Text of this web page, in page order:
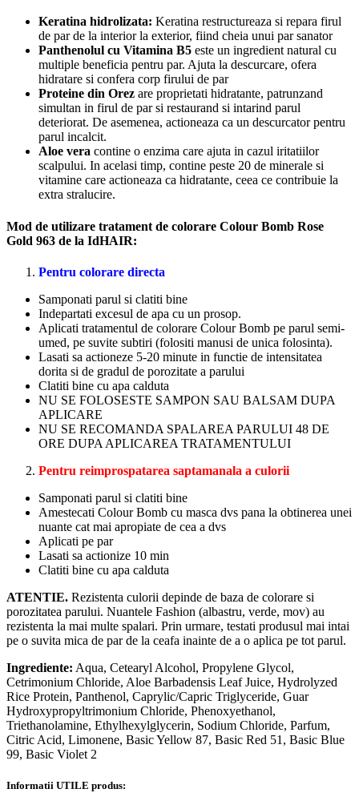
Keratina hidrolizata: Keratina restructureaza si repara firul
de par de la interior la exterior, fiind cheia unui par sanator
Panthenolul cu Vitamina B5 este un ingredient natural cu
multiple beneficia pentru par. Ajuta la descurcare, ofera
hidratare si confera corp firului de par
Proteine din Orez are proprietati hidratante, patrunzand
simultan in firul de par si restaurand si intarind parul
deteriorat. De asemenea, actioneaza ca un descurcator pentru
parul incalcit.
Aloe vera contine o enzima care ajuta in cazul iritatiilor
scalpului. In acelasi timp, contine peste 20 de minerale si
vitamine care actioneaza ca hidratante, ceea ce contribuie la
extra stralucire.
Mod de utilizare tratament de colorare Colour Bomb Rose
Gold 963 de la IdHAIR:
Pentru colorare directa
Samponati parul si clatiti bine
Indepartati excesul de apa cu un prosop.
Aplicati tratamentul de colorare Colour Bomb pe parul semi-
umed, pe suvite subtiri (folositi manusi de unica folosinta).
Lasati sa actioneze 5-20 minute in functie de intensitatea
dorita si de gradul de porozitate a parului
Clatiti bine cu apa calduta
NU SE FOLOSESTE SAMPON SAU BALSAM DUPA
APLICARE
NU SE RECOMANDA SPALAREA PARULUI 48 DE
ORE DUPA APLICAREA TRATAMENTULUI
Pentru reimprospatarea saptamanala a culorii
Samponati parul si clatiti bine
Amestecati Colour Bomb cu masca dvs pana la obtinerea unei
nuante cat mai apropiate de cea a dvs
Aplicati pe par
Lasati sa actionize 10 min
Clatiti bine cu apa calduta
ATENTIE. Rezistenta culorii depinde de baza de colorare si
porozitatea parului. Nuantele Fashion (albastru, verde, mov) au
rezistenta la mai multe spalari. Prin urmare, testati produsul mai intai
pe o suvita mica de par de la ceafa inainte de a o aplica pe tot parul.
Ingrediente: Aqua, Cetearyl Alcohol, Propylene Glycol,
Cetrimonium Chloride, Aloe Barbadensis Leaf Juice, Hydrolyzed
Rice Protein, Panthenol, Caprylic/Capric Triglyceride, Guar
Hydroxypropyltrimonium Chloride, Phenoxyethanol,
Triethanolamine, Ethylhexylglycerin, Sodium Chloride, Parfum,
Citric Acid, Limonene, Basic Yellow 87, Basic Red 51, Basic Blue
99, Basic Violet 2
Informatii UTILE produs: